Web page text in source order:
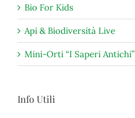
Bio For Kids
Api & Biodiversità Live
Mini-Orti “I Saperi Antichi”
Info Utili